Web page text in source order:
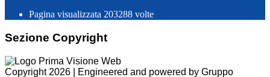
Pagina visualizzata 203288 volte
Sezione Copyright
Copyright 2026 | Engineered and powered by Gruppo